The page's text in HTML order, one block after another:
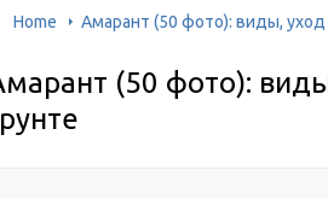
Home Амарант (50 фото): виды,
(50 фото):